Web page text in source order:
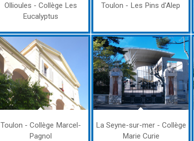
Ollioules - Collège Les
Eucalyptus
Toulon - Les Pins d'Alep
Toulon - Collège Marcel-
Pagnol
La Seyne-sur-mer - Collège
Marie Curie